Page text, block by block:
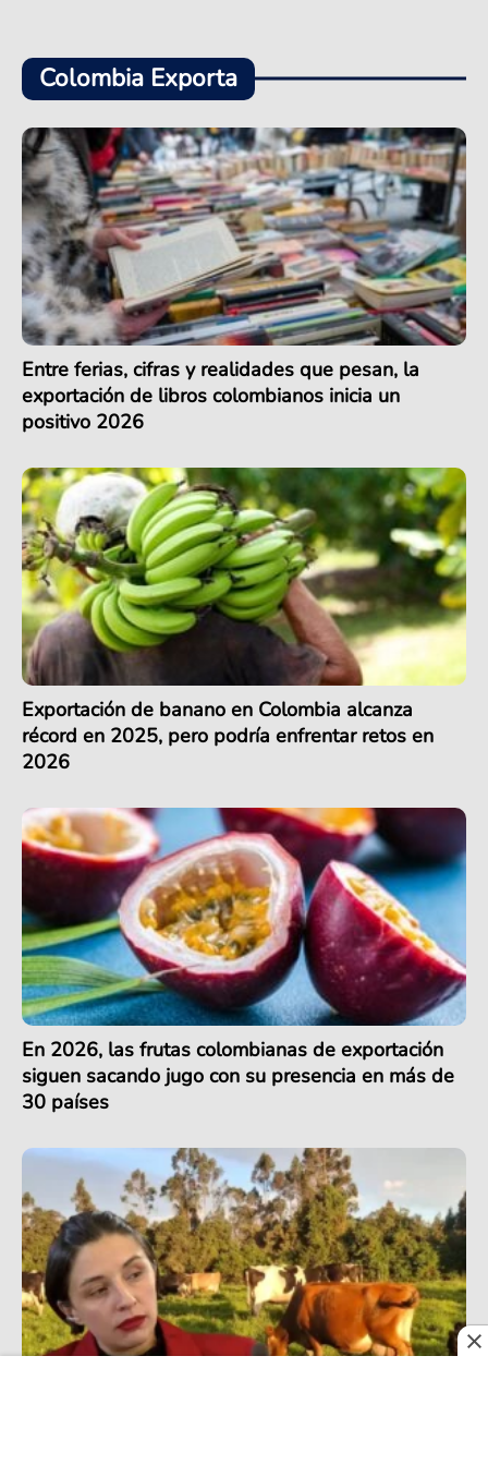
Colombia Exporta
Entre ferias, cifras y realidades que pesan, la
exportación de libros colombianos inicia un
positivo 2026
Exportación de banano en Colombia alcanza
récord en 2025, pero podría enfrentar retos en
2026
En 2026, las frutas colombianas de exportación
siguen sacando jugo con su presencia en más de
30 países